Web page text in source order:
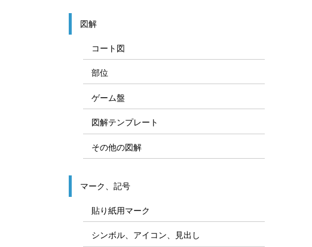
図解
コート図
部位
ゲーム盤
図解テンプレート
その他の図解
マーク、記号
貼り紙用マーク
シンボル、アイコン、見出し